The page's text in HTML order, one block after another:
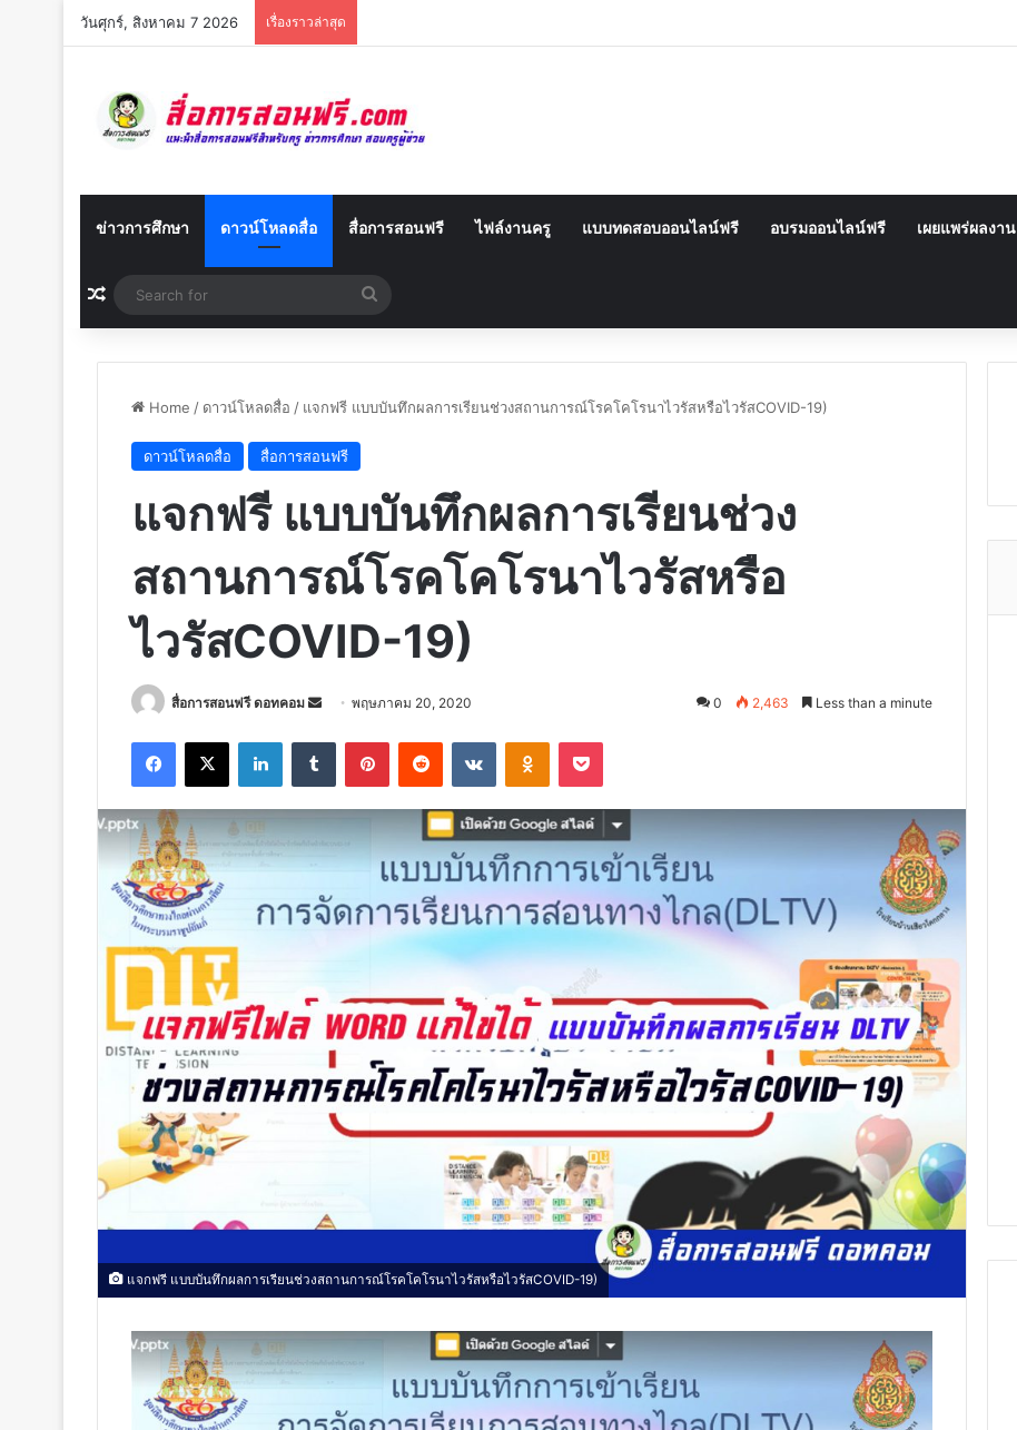
วันศุกร์, สิงหาคม 7 2026 เรื่องราวล่าสุด
ข่าวการศึกษา ดาวน์โหลดสื่อ สื่อการสอนฟรี ไฟล์งานครู แบบทดสอบออนไลน์ฟรี อบรมออนไลน์ฟรี เผยแพร่ผลงาน
Random Article
for
Home / ดาวน์โหลดสื่อ / แจกฟรี แบบบันทึกผลการเรียนช่วงสถานการณ์โรคโคโรนาไวรัสหรือไวรัสCOVID-19)
ดาวน์โหลดสื่อ สื่อการสอนฟรี
แจกฟรี แบบบันทึกผลการเรียนช่วง
สถานการณ์โรคโคโรนาไวรัสหรือ
ไวรัสCOVID-19)
สื่อการสอนฟรี ดอทคอม
Sendพฤษภาคม 20, 2020 0 2,463 Less than a minute
Facebook
X LinkedInTumblr PinterestReddit VKontakteOdnoklassniki
Pocket
แจกฟรี แบบบันทึกผลการเรียนช่วงสถานการณ์โรคโคโรนาไวรัสหรือไวรัสCOVID-19)